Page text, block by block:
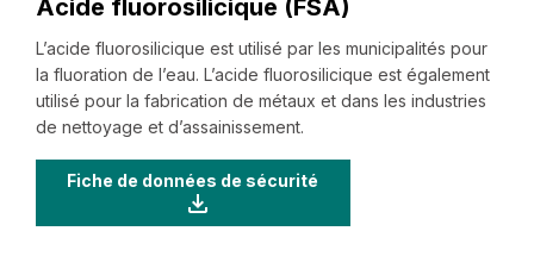
Acide fluorosilicique (FSA)
L’acide fluorosilicique est utilisé par les municipalités pour
la fluoration de l’eau. L’acide fluorosilicique est également
utilisé pour la fabrication de métaux et dans les industries
de nettoyage et d’assainissement.
Fiche de données de sécurité